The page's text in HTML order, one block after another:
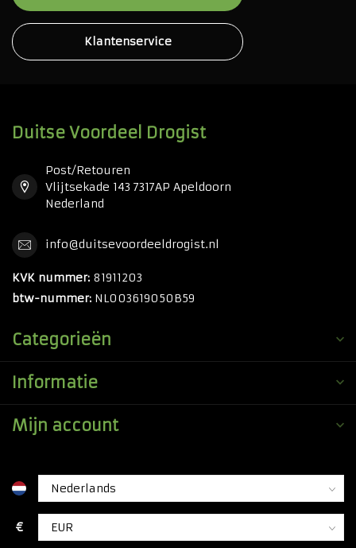
Klantenservice
Duitse Voordeel Drogist
Post/Retouren
Vlijtsekade 143 7317AP Apeldoorn
Nederland
info@duitsevoordeeldrogist.nl
KVK nummer: 81911203
btw-nummer: NL003619050B59
Categorieën
Informatie
Mijn account
€